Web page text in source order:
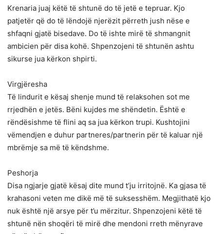
Krenaria juaj këtë të shtunë do të jetë e tepruar. Kjo
patjetër që do të lëndojë njerëzit përreth jush nëse e
shfaqni gjatë bisedave. Do të ishte mirë të shmangnit
ambicien për disa kohë. Shpenzojeni të shtunën ashtu
sikurse jua kërkon shpirti.
Virgjëresha
Të lindurit e kësaj shenje mund të relaksohen sot me
rrjedhën e jetës. Bëni kujdes me shëndetin. Është e
rëndësishme të flini aq sa jua kërkon trupi. Kushtojini
vëmendjen e duhur partneres/partnerin për të kaluar një
mbrëmje sa më të këndshme.
Peshorja
Disa ngjarje gjatë kësaj dite mund t’ju irritojnë. Ka gjasa të
krahasoni veten me dikë më të suksesshëm. Megjithatë kjo
nuk është një arsye për t’u mërzitur. Shpenzojeni këtë të
shtunë nën shoqëri të mirë dhe mendoni rreth mënyrave